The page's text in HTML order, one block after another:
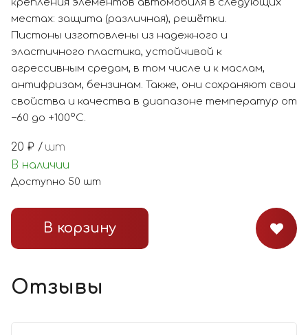
крепления элементов автомобиля в следующих
местах: защита (различная), решётки.
Пистоны изготовлены из надежного и
эластичного пластика, устойчивой к
агрессивным средам, в том числе и к маслам,
антифризам, бензинам. Также, они сохраняют свои
свойства и качества в диапазоне температур от
−60 до +100°С.
20 ₽ / шт
В наличии
Доступно 50 шт
В корзину
Отзывы